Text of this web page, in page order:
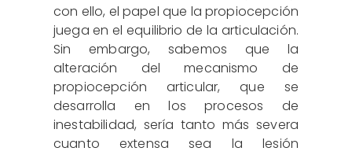
con ello, el papel que la propiocepción
juega en el equilibrio de la articulación.
Sin embargo, sabemos que la
alteración del mecanismo de
propiocepción articular, que se
desarrolla en los procesos de
inestabilidad, sería tanto más severa
cuanto extensa sea la lesión